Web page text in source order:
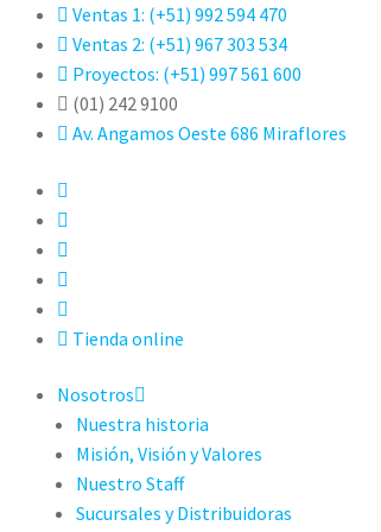
Ventas 1: (+51) 992 594 470
Ventas 2: (+51) 967 303 534
Proyectos: (+51) 997 561 600
(01) 242 9100
Av. Angamos Oeste 686 Miraflores
Tienda online
Nosotros
Nuestra historia
Misión, Visión y Valores
Nuestro Staff
Sucursales y Distribuidoras